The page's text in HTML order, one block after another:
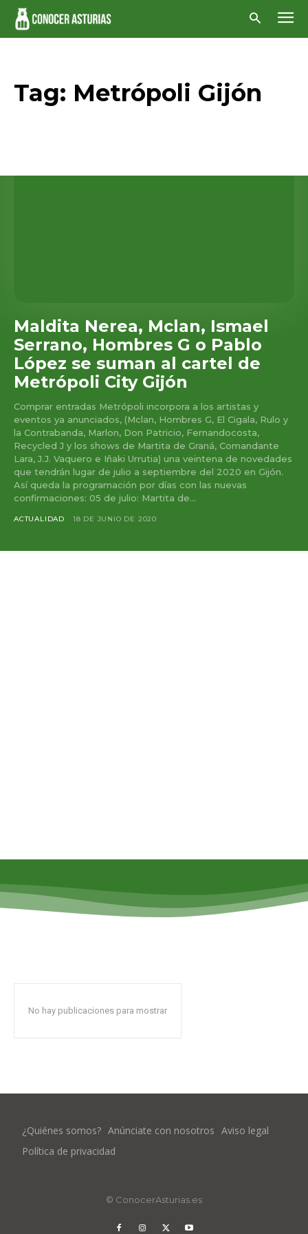
Tag: Metrópoli Gijón
Maldita Nerea, Mclan, Ismael
Serrano, Hombres G o Pablo
López se suman al cartel de
Metrópoli City Gijón
Comprar entradas Metrópoli incorpora a los artistas y
eventos ya anunciados, (Mclan, Hombres G, El Cigala, Rulo y
la Contrabanda, Marlon, Don Patricio, Fernandocosta,
Recycled J y los shows de Martita de Graná, Comandante
Lara, J.J. Vaquero e Iñaki Urrutia) una veintena de novedades
que tendrán lugar de julio a septiembre del 2020 en Gijón.
Así queda la programación por días con las nuevas
confirmaciones: 05 de julio: Martita de...
ACTUALIDAD 18 DE JUNIO DE 2020
No hay publicaciones para mostrar
¿Quiénes somos? Anúnciate con nosotros Aviso legal
Política de privacidad
© ConocerAsturias.es